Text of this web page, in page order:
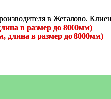
в Жегалово.
в размер до 8000мм)
длина в размер до 8000мм)